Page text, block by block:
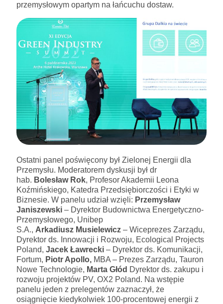
przemysłowym opartym na łańcuchu dostaw.
Ostatni panel poświęcony był Zielonej Energii dla
Przemysłu. Moderatorem dyskusji był dr
hab. Bolesław Rok, Profesor Akademii Leona
Koźmińskiego, Katedra Przedsiębiorczości i Etyki w
Biznesie. W panelu udział wzięli: Przemysław
Janiszewski – Dyrektor Budownictwa Energetyczno-
Przemysłowego, Unibep
S.A., Arkadiusz Musielewicz – Wiceprezes Zarządu,
Dyrektor ds. Innowacji i Rozwoju, Ecological Projects
Poland, Jacek Ławrecki – Dyrektor ds. Komunikacji,
Fortum, Piotr Apollo, MBA – Prezes Zarządu, Tauron
Nowe Technologie, Marta Głód Dyrektor ds. zakupu i
rozwoju projektów PV, OX2 Poland. Na wstępie
panelu jeden z prelegentów zaznaczył, że
osiągnięcie kiedykolwiek 100-procentowej energii z